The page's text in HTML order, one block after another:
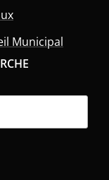
Municipal